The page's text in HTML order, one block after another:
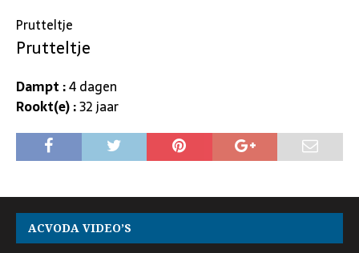
Prutteltje
Prutteltje
Dampt :4 dagen
Rookt(e) :32 jaar
ACVODA VIDEO’S